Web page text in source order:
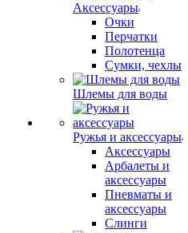
Аксессуары
Очки
Перчатки
Полотенца
Сумки, чехлы
Шлемы для воды
Ружья и аксессуары
Аксессуары
Арбалеты и
аксессуары
Пневматы и
аксессуары
Слинги